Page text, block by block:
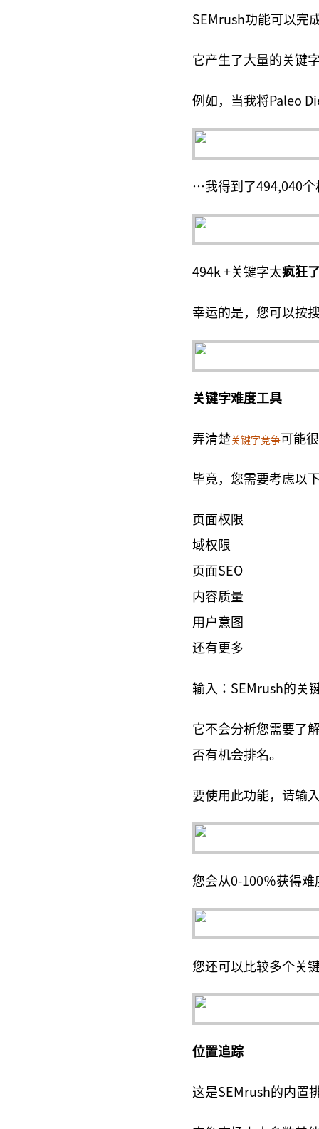
SEMrush功能可以完
它产生了大量的关键
例如，当我将Paleo
…我得到了494,040个
494k +关键字太疯狂
幸运的是，您可以按
关键字难度工具
弄清楚关键字竞争可能
毕竟，您需要考虑以
页面权限
域权限
页面SEO
内容质量
用户意图
还有更多
输入：SEMrush的关
它不会分析您需要了
否有机会排名。
要使用此功能，请输
您会从0-100％获得难
您还可以比较多个关
位置追踪
这是SEMrush的内置